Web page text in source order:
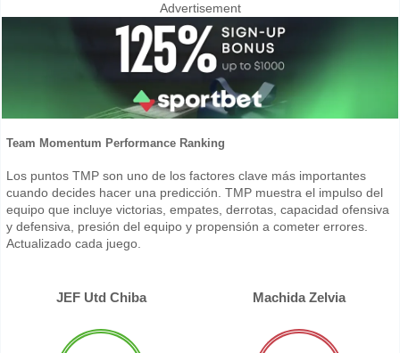
Advertisement
Team Momentum Performance Ranking
Los puntos TMP son uno de los factores clave más importantes
cuando decides hacer una predicción. TMP muestra el impulso del
equipo que incluye victorias, empates, derrotas, capacidad ofensiva
y defensiva, presión del equipo y propensión a cometer errores.
Actualizado cada juego.
JEF Utd Chiba Machida Zelvia